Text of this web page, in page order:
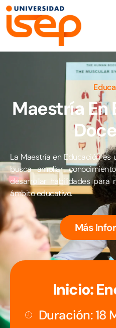
Maestría En
La Maestría en Educación
busca ampliar
desarrollar habilidades para
ámbito educativo.
Más
Inicio:
Duración: 18